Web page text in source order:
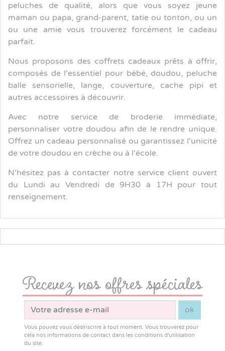
peluches de qualité, alors que vous soyez jeune
maman ou papa, grand-parent, tatie ou tonton, ou un
ou une amie vous trouverez forcément le cadeau
parfait.
Nous proposons des coffrets cadeaux prêts à offrir,
composés de l'essentiel pour bébé, doudou, peluche
balle sensorielle, lange, couverture, cache pipi et
autres accessoires à découvrir.
Avec notre service de broderie immédiate,
personnaliser votre doudou afin de le rendre unique.
Offrez un cadeau personnalisé ou garantissez l'unicité
de votre doudou en crèche ou à l'école.
N'hésitez pas à contacter notre service client ouvert
du Lundi au Vendredi de 9H30 à 17H pour tout
renseignement.
Recevez nos offres spéciales
ok
Vous pouvez vous désinscrire à tout moment. Vous trouverez pour
cela nos informations de contact dans les conditions d'utilisation
du site.